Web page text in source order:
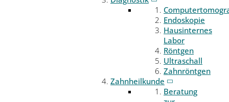
Endoskopie
Hausinternes
Labor
Röntgen
Ultraschall
Zahnröntgen
Zahnheilkunde
Beratung